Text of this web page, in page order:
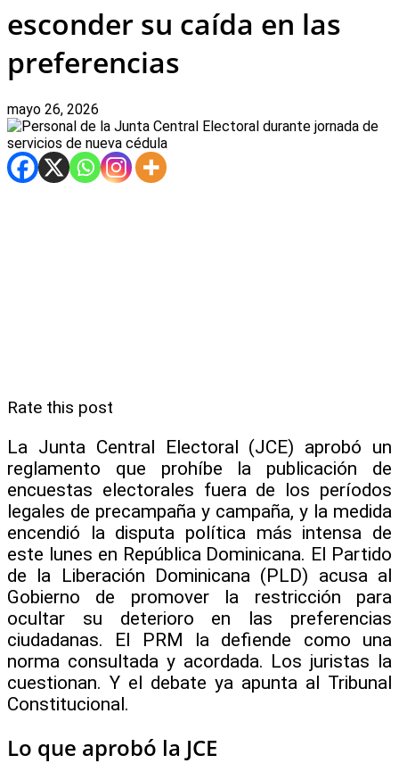
esconder su caída en las
preferencias
mayo 26, 2026
Rate this post
La Junta Central Electoral (JCE) aprobó un
reglamento que prohíbe la publicación de
encuestas electorales fuera de los períodos
legales de precampaña y campaña, y la medida
encendió la disputa política más intensa de
este lunes en República Dominicana. El Partido
de la Liberación Dominicana (PLD) acusa al
Gobierno de promover la restricción para
ocultar su deterioro en las preferencias
ciudadanas. El PRM la defiende como una
norma consultada y acordada. Los juristas la
cuestionan. Y el debate ya apunta al Tribunal
Constitucional.
Lo que aprobó la JCE